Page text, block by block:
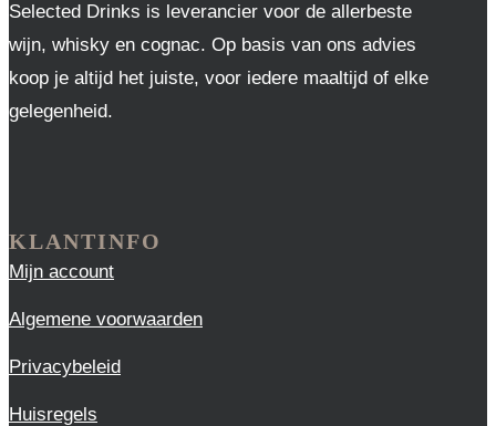
Selected Drinks is leverancier voor de allerbeste
wijn, whisky en cognac. Op basis van ons advies
koop je altijd het juiste, voor iedere maaltijd of elke
gelegenheid.
KLANTINFO
Mijn account
Algemene voorwaarden
Privacybeleid
Huisregels